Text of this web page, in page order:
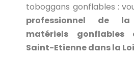
toboggans gonflables :
professionnel de
matériels gonflables
Saint-Etienne dans la